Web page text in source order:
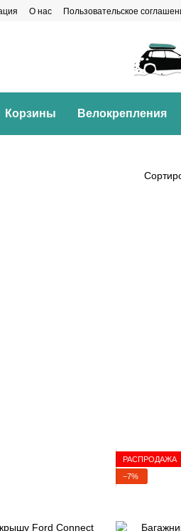
О нас Пользовательское
Корзины Велокрепления
РАСПРОДАЖА
−7%